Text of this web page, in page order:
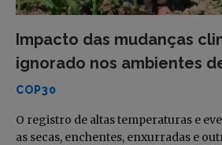
Impacto das mudanças
ignorado nos ambientes
COP30
O registro de altas temperaturas e
as secas, enchentes, enxurradas e